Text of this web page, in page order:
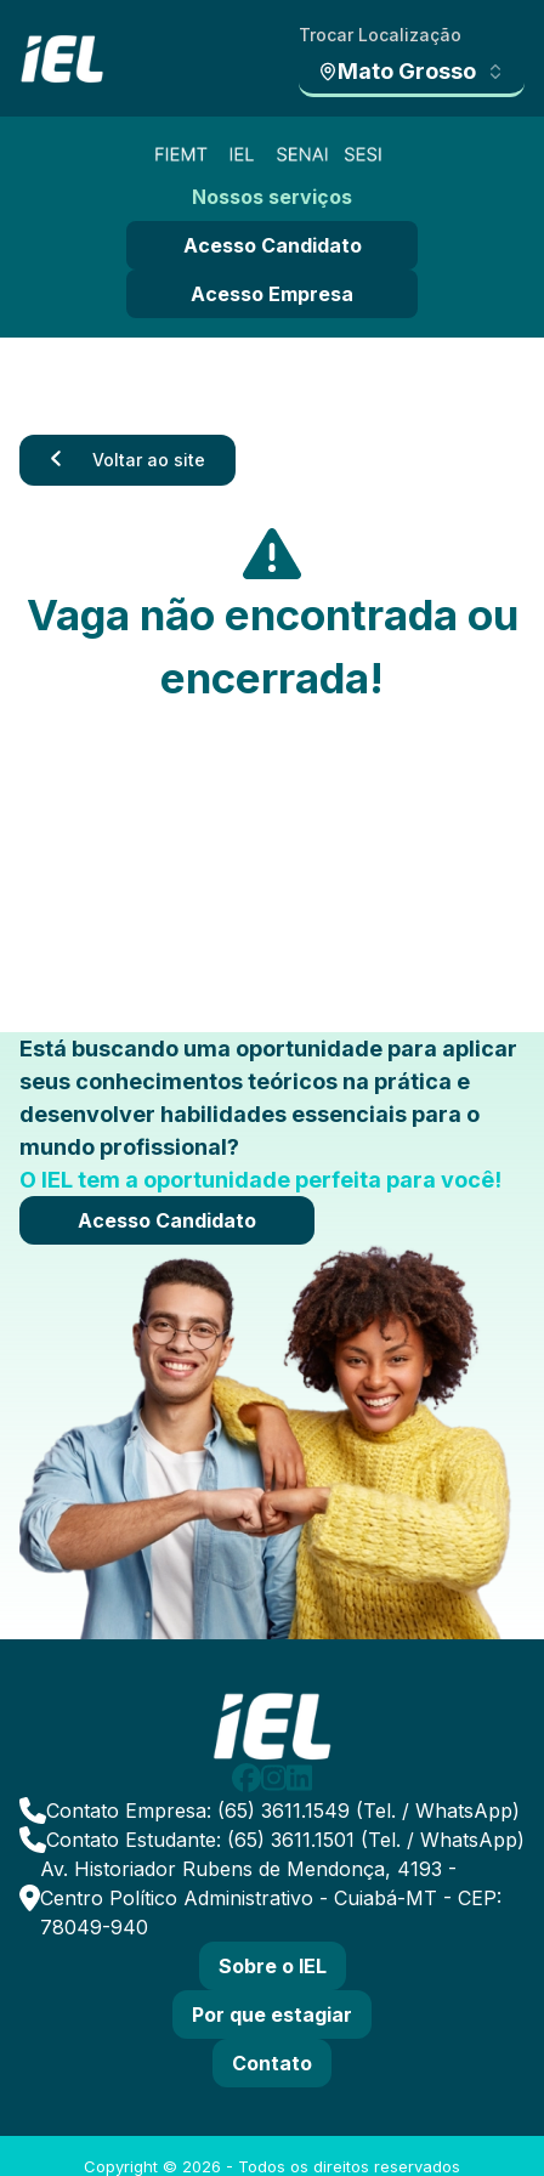
Trocar Localização
Mato Grosso
Nossos serviços
Acesso Candidato
Acesso Empresa
Voltar ao site
Vaga não encontrada ou
encerrada!
Está buscando uma oportunidade para aplicar
seus conhecimentos teóricos na prática e
desenvolver habilidades essenciais para o
mundo profissional?
O IEL tem a oportunidade perfeita para você!
Acesso Candidato
Contato Empresa: (65) 3611.1549 (Tel. / WhatsApp)
Contato Estudante: (65) 3611.1501 (Tel. / WhatsApp)
Av. Historiador Rubens de Mendonça, 4193 -
Centro Político Administrativo - Cuiabá-MT - CEP:
78049-940
Sobre o IEL
Por que estagiar
Contato
Copyright © 2026 - Todos os direitos reservados